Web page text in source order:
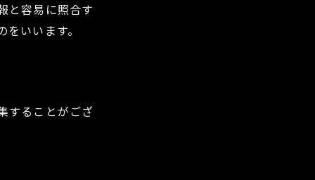
と容易に照合す
いいます。
することがござ